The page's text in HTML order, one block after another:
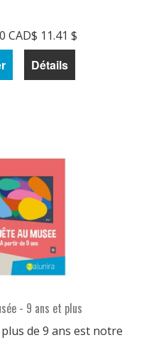
CAD$ 11.41 $
Détails
- 9 ans et plus
de 9 ans est notre